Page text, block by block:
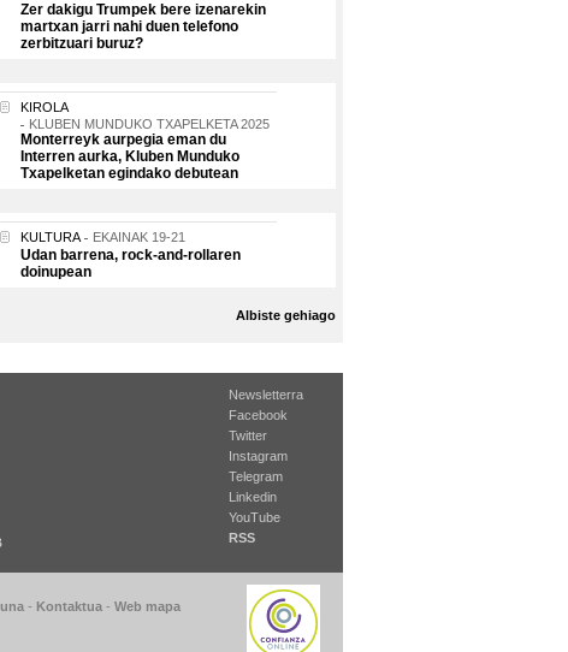
Zer dakigu Trumpek bere izenarekin
martxan jarri nahi duen telefono
zerbitzuari buruz?
KIROLA
KLUBEN MUNDUKO TXAPELKETA 2025
Monterreyk aurpegia eman du
Interren aurka, Kluben Munduko
Txapelketan egindako debutean
KULTURA EKAINAK 19-21
Udan barrena, rock-and-rollaren
doinupean
Albiste gehiago
Newsletterra
Facebook
Twitter
Instagram
Telegram
Linkedin
YouTube
RSS
- Kontaktua - Web mapa